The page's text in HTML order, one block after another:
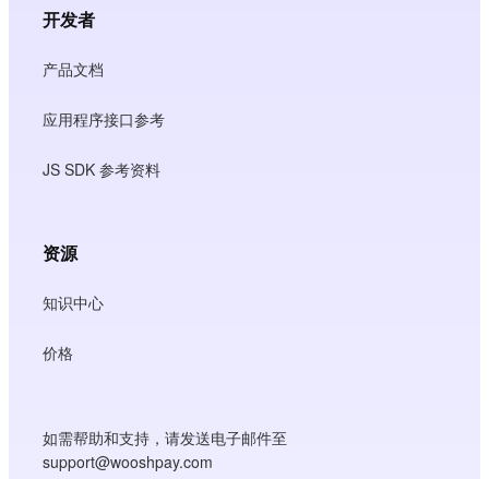
开发者
产品文档
应用程序接口参考
JS SDK 参考资料
资源
知识中心
价格
如需帮助和支持，请发送电子邮件至
support@wooshpay.com